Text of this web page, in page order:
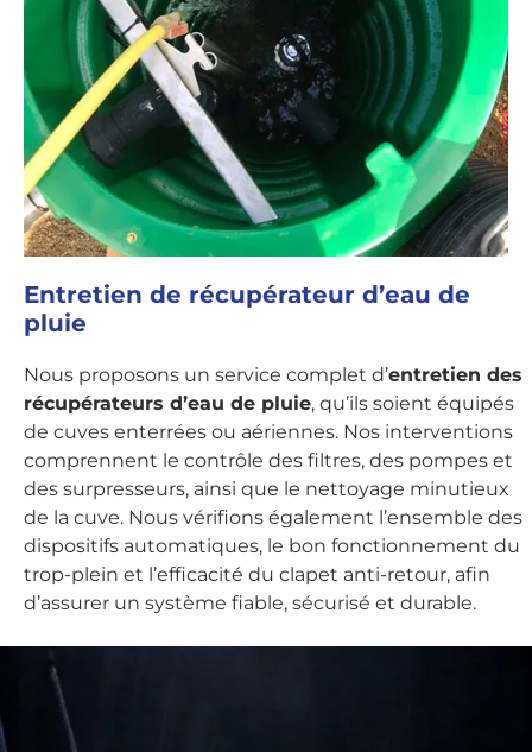
Entretien de récupérateur d’eau de
pluie
Nous proposons un service complet d’entretien des
récupérateurs d’eau de pluie, qu’ils soient équipés
de cuves enterrées ou aériennes. Nos interventions
comprennent le contrôle des filtres, des pompes et
des surpresseurs, ainsi que le nettoyage minutieux
de la cuve. Nous vérifions également l’ensemble des
dispositifs automatiques, le bon fonctionnement du
trop-plein et l’efficacité du clapet anti-retour, afin
d’assurer un système fiable, sécurisé et durable.